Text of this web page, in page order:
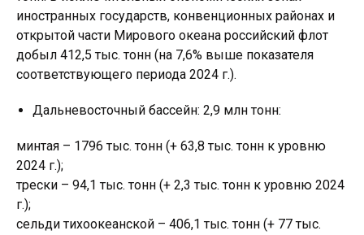
иностранных государств, конвенционных районах и
открытой части Мирового океана российский флот
добыл 412,5 тыс. тонн (на 7,6% выше показателя
соответствующего периода 2024 г.).
Дальневосточный бассейн: 2,9 млн тонн:
минтая – 1796 тыс. тонн (+ 63,8 тыс. тонн к уровню
2024 г.);
трески – 94,1 тыс. тонн (+ 2,3 тыс. тонн к уровню 2024
г.);
сельди тихоокеанской – 406,1 тыс. тонн (+ 77 тыс.